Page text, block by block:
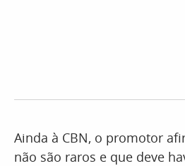
Ainda à CBN, o promotor
não são raros e que deve